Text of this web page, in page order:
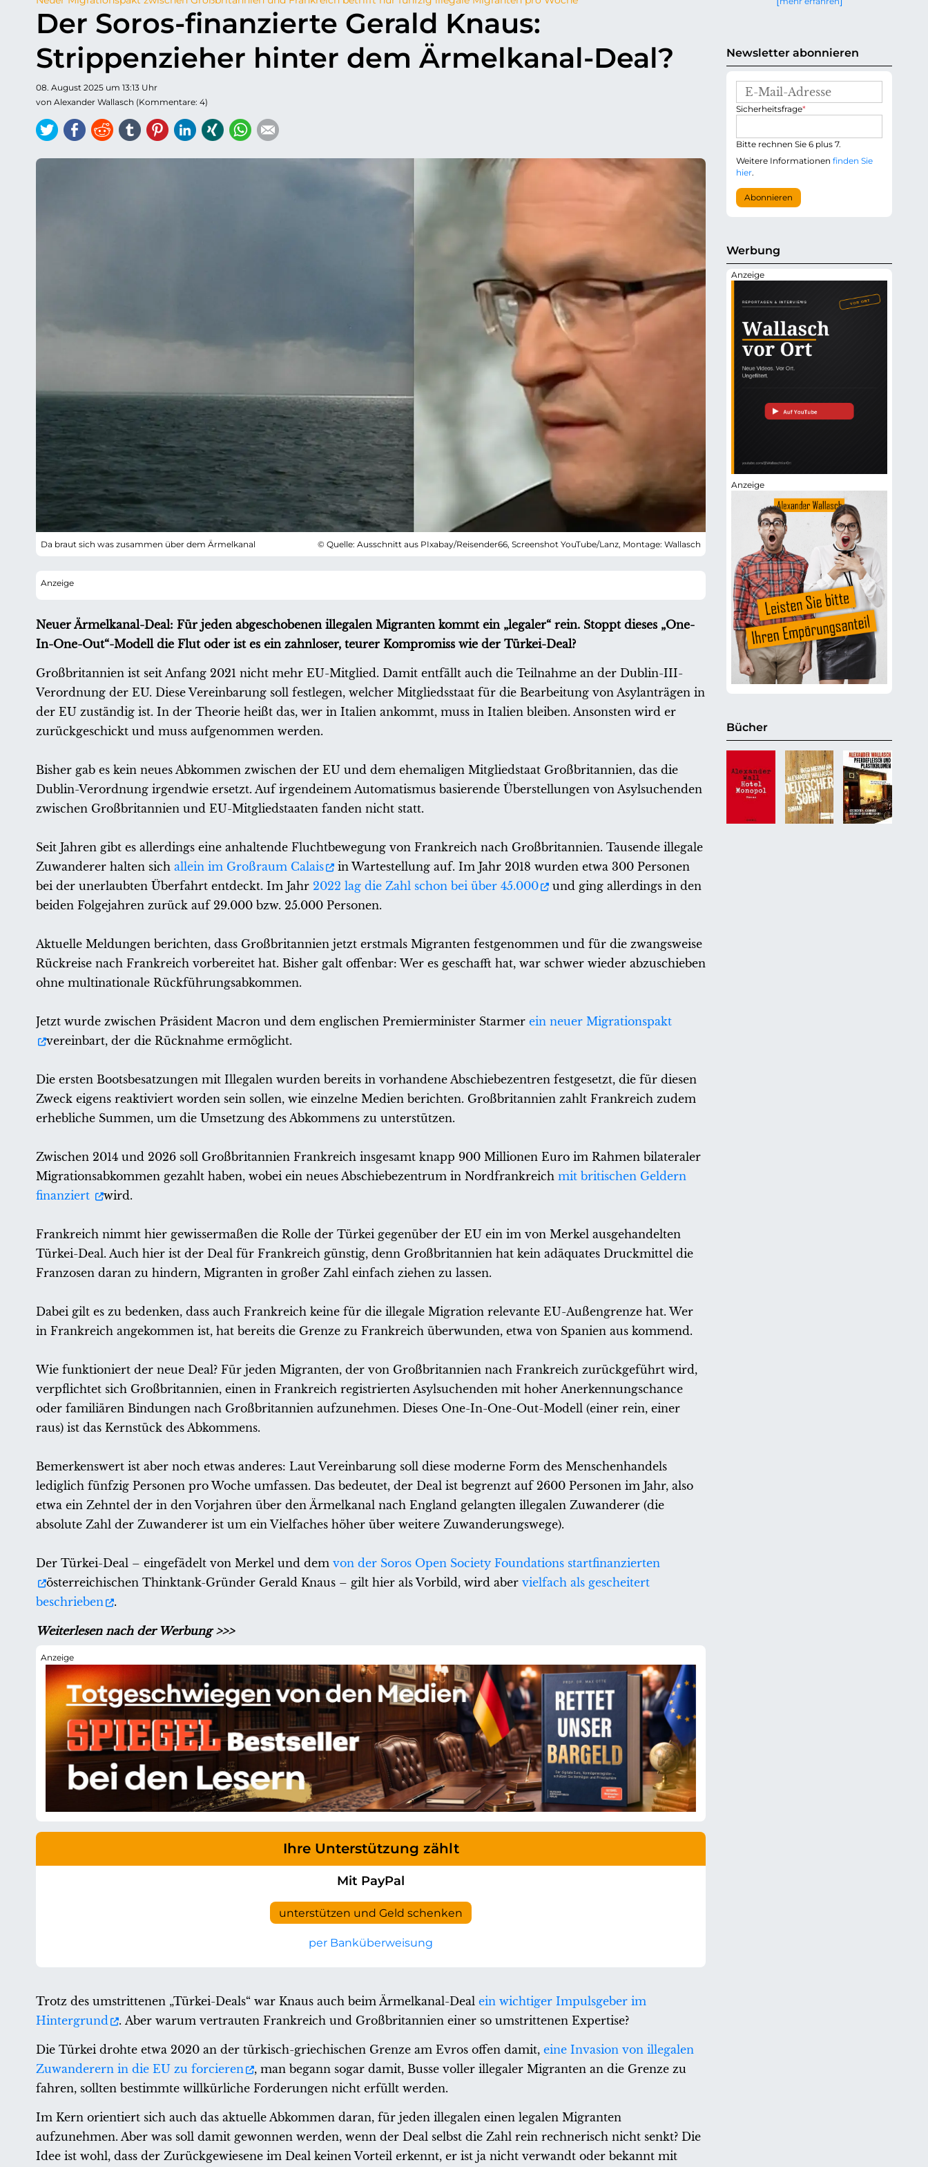
Der Soros-finanzierte Gerald Knaus:
Strippenzieher hinter dem Ärmelkanal-Deal?
08. August 2025 um 13:13 Uhr
von Alexander Wallasch (Kommentare: 4)
TwitterFacebook
ReddittumblrPinterestLinkedIn
Xing WhatsApp
Da braut sich was zusammen über dem Ärmelkanal © Quelle: Ausschnitt aus PIxabay/Reisender66, Screenshot YouTube/Lanz, Montage: Wallasch
Neuer Ärmelkanal-Deal: Für jeden abgeschobenen illegalen Migranten kommt ein „legaler“ rein. Stoppt dieses „One-
In-One-Out“-Modell die Flut oder ist es ein zahnloser, teurer Kompromiss wie der Türkei-Deal?
Großbritannien ist seit Anfang 2021 nicht mehr EU-Mitglied. Damit entfällt auch die Teilnahme an der Dublin-III-
Verordnung der EU. Diese Vereinbarung soll festlegen, welcher Mitgliedsstaat für die Bearbeitung von Asylanträgen in
der EU zuständig ist. In der Theorie heißt das, wer in Italien ankommt, muss in Italien bleiben. Ansonsten wird er
zurückgeschickt und muss aufgenommen werden.
Bisher gab es kein neues Abkommen zwischen der EU und dem ehemaligen Mitgliedstaat Großbritannien, das die
Dublin-Verordnung irgendwie ersetzt. Auf irgendeinem Automatismus basierende Überstellungen von Asylsuchenden
zwischen Großbritannien und EU-Mitgliedstaaten fanden nicht statt.
Seit Jahren gibt es allerdings eine anhaltende Fluchtbewegung von Frankreich nach Großbritannien. Tausende illegale
Zuwanderer halten sich allein im Großraum Calais
in Wartestellung auf. Im Jahr 2018 wurden etwa 300 Personen
bei der unerlaubten Überfahrt entdeckt. Im Jahr 2022 lag die Zahl schon bei über 45.000
und ging allerdings in den
beiden Folgejahren zurück auf 29.000 bzw. 25.000 Personen.
Aktuelle Meldungen berichten, dass Großbritannien jetzt erstmals Migranten festgenommen und für die zwangsweise
Rückreise nach Frankreich vorbereitet hat. Bisher galt offenbar: Wer es geschafft hat, war schwer wieder abzuschieben
ohne multinationale Rückführungsabkommen.
Jetzt wurde zwischen Präsident Macron und dem englischen Premierminister Starmer ein neuer Migrationspakt
vereinbart, der die Rücknahme ermöglicht.
Die ersten Bootsbesatzungen mit Illegalen wurden bereits in vorhandene Abschiebezentren festgesetzt, die für diesen
Zweck eigens reaktiviert worden sein sollen, wie einzelne Medien berichten. Großbritannien zahlt Frankreich zudem
erhebliche Summen, um die Umsetzung des Abkommens zu unterstützen.
Zwischen 2014 und 2026 soll Großbritannien Frankreich insgesamt knapp 900 Millionen Euro im Rahmen bilateraler
Migrationsabkommen gezahlt haben, wobei ein neues Abschiebezentrum in Nordfrankreich mit britischen Geldern
finanziert
wird.
Frankreich nimmt hier gewissermaßen die Rolle der Türkei gegenüber der EU ein im von Merkel ausgehandelten
Türkei-Deal. Auch hier ist der Deal für Frankreich günstig, denn Großbritannien hat kein adäquates Druckmittel die
Franzosen daran zu hindern, Migranten in großer Zahl einfach ziehen zu lassen.
Dabei gilt es zu bedenken, dass auch Frankreich keine für die illegale Migration relevante EU-Außengrenze hat. Wer
in Frankreich angekommen ist, hat bereits die Grenze zu Frankreich überwunden, etwa von Spanien aus kommend.
Wie funktioniert der neue Deal? Für jeden Migranten, der von Großbritannien nach Frankreich zurückgeführt wird,
verpflichtet sich Großbritannien, einen in Frankreich registrierten Asylsuchenden mit hoher Anerkennungschance
oder familiären Bindungen nach Großbritannien aufzunehmen. Dieses One-In-One-Out-Modell (einer rein, einer
raus) ist das Kernstück des Abkommens.
Bemerkenswert ist aber noch etwas anderes: Laut Vereinbarung soll diese moderne Form des Menschenhandels
lediglich fünfzig Personen pro Woche umfassen. Das bedeutet, der Deal ist begrenzt auf 2600 Personen im Jahr, also
etwa ein Zehntel der in den Vorjahren über den Ärmelkanal nach England gelangten illegalen Zuwanderer (die
absolute Zahl der Zuwanderer ist um ein Vielfaches höher über weitere Zuwanderungswege).
Der Türkei-Deal – eingefädelt von Merkel und dem von der Soros Open Society Foundations startfinanzierten
österreichischen Thinktank-Gründer Gerald Knaus – gilt hier als Vorbild, wird aber vielfach als gescheitert
beschrieben
.
Weiterlesen nach der Werbung >>>
Ihre Unterstützung zählt
Mit PayPal
unterstützen und Geld schenken
per Banküberweisung
Trotz des umstrittenen „Türkei-Deals“ war Knaus auch beim Ärmelkanal-Deal ein wichtiger Impulsgeber im
Hintergrund
. Aber warum vertrauten Frankreich und Großbritannien einer so umstrittenen Expertise?
Die Türkei drohte etwa 2020 an der türkisch-griechischen Grenze am Evros offen damit, eine Invasion von illegalen
Zuwanderern in die EU zu forcieren
, man begann sogar damit, Busse voller illegaler Migranten an die Grenze zu
fahren, sollten bestimmte willkürliche Forderungen nicht erfüllt werden.
Im Kern orientiert sich auch das aktuelle Abkommen daran, für jeden illegalen einen legalen Migranten
aufzunehmen. Aber was soll damit gewonnen werden, wenn der Deal selbst die Zahl rein rechnerisch nicht senkt? Die
Idee ist wohl, dass der Zurückgewiesene im Deal keinen Vorteil erkennt, er ist ja nicht verwandt oder bekannt mit
Newsletter abonnieren
M
l
-
A
r
e
P
i
c
h
t
f
e
Sicherheitsfrage*
Bitte rechnen Sie 6 plus 7.
Weitere Informationen finden Sie
hier.
Abonnieren
Werbung
Bücher